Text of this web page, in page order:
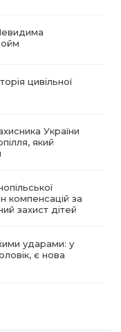
цивільної
України
який
компенсацій за
захист дітей
ударами: у
є нова
обстрілу